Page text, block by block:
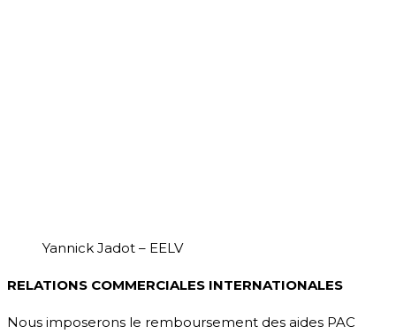
Yannick Jadot – EELV
RELATIONS COMMERCIALES INTERNATIONALES
Nous imposerons le remboursement des aides PAC